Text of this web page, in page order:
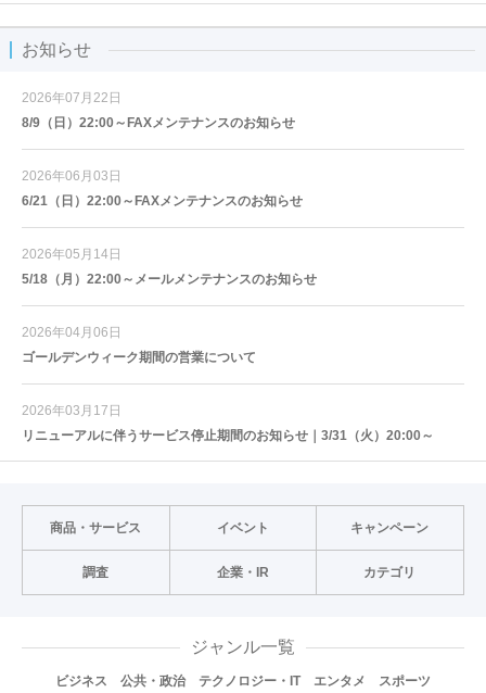
お知らせ
2026年07月22日
8/9（日）22:00～FAXメンテナンスのお知らせ
2026年06月03日
6/21（日）22:00～FAXメンテナンスのお知らせ
2026年05月14日
5/18（月）22:00～メールメンテナンスのお知らせ
2026年04月06日
ゴールデンウィーク期間の営業について
2026年03月17日
リニューアルに伴うサービス停止期間のお知らせ｜3/31（火）20:00～
商品・サービス イベント キャンペーン
調査 企業・IR カテゴリ
ジャンル一覧
ビジネス 公共・政治 テクノロジー・IT エンタメ スポーツ